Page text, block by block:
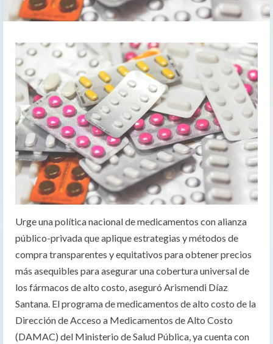
Urge una política nacional de medicamentos con alianza
público-privada que aplique estrategias y métodos de
compra transparentes y equitativos para obtener precios
más asequibles para asegurar una cobertura universal de
los fármacos de alto costo, aseguró Arismendi Díaz
Santana. El programa de medicamentos de alto costo de la
Dirección de Acceso a Medicamentos de Alto Costo
(DAMAC) del Ministerio de Salud Pública, ya cuenta con